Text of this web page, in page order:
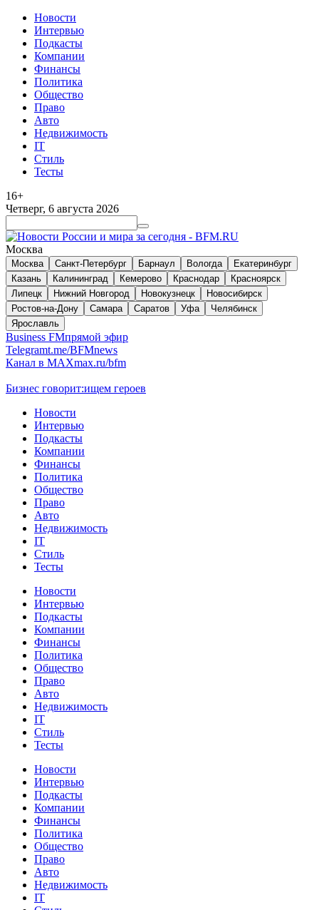
Новости
Интервью
Подкасты
Компании
Финансы
Политика
Общество
Право
Авто
Недвижимость
IT
Стиль
Тесты
16+
Четверг, 6 августа 2026
Москва
Москва Санкт-Петербург Барнаул Вологда
Екатеринбург
Казань
Калининград Кемерово Краснодар
Красноярск
Липецк
Нижний Новгород Новокузнецк
Новосибирск
Ростов-на-Дону
Самара Саратов Уфа
Челябинск
Ярославль
Business FMпрямой эфир
Telegramt.me/BFMnews
Канал в MAXmax.ru/bfm
Бизнес говорит:ищем героев
Новости
Интервью
Подкасты
Компании
Финансы
Политика
Общество
Право
Авто
Недвижимость
IT
Стиль
Тесты
Новости
Интервью
Подкасты
Компании
Финансы
Политика
Общество
Право
Авто
Недвижимость
IT
Стиль
Тесты
Новости
Интервью
Подкасты
Компании
Финансы
Политика
Общество
Право
Авто
Недвижимость
IT